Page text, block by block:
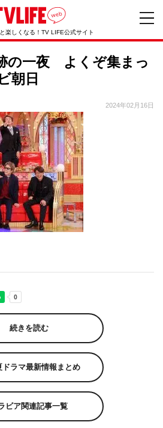
楽しくなる！TV LIFE公式サイト
の一夜 よくぞ集まっ
朝日
2024年02月16日
続きを読む
ドラマ最新情報まとめ
ビア関連記事一覧